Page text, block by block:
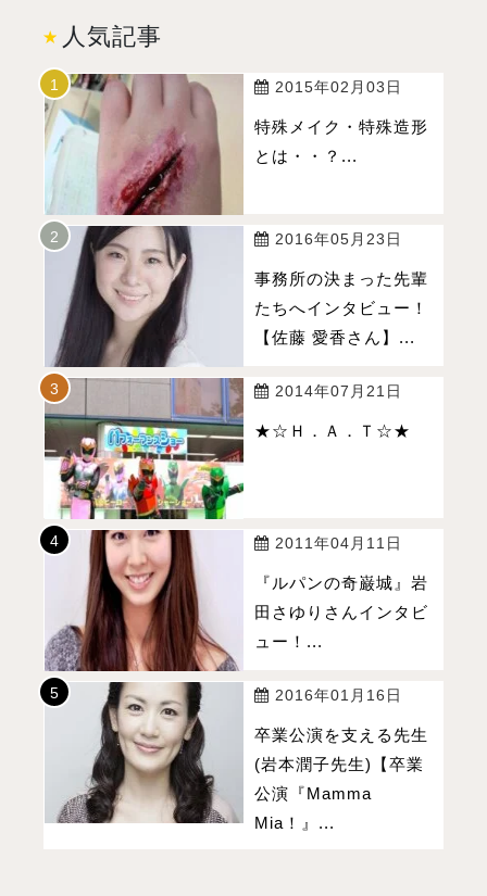
人気記事
2015年02月03日
特殊メイク・特殊造形
とは・・？...
2016年05月23日
事務所の決まった先輩
たちへインタビュー！
【佐藤 愛香さん】...
2014年07月21日
★☆Ｈ．Ａ．Ｔ☆★
2011年04月11日
『ルパンの奇巌城』岩
田さゆりさんインタビ
ュー！...
2016年01月16日
卒業公演を支える先生
(岩本潤子先生)【卒業
公演『Mamma
Mia！』...